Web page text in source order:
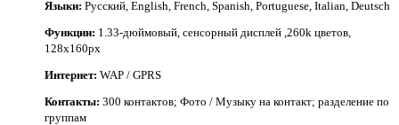
Языки: Русский, English, French, Spanish, Portuguese, Italian, Deutsch
Функции: 1.33-дюймовый, сенсорный дисплей ,260k цветов,
128х160px
Интернет: WAP / GPRS
Контакты: 300 контактов; Фото / Музыку на контакт; разделение по
группам